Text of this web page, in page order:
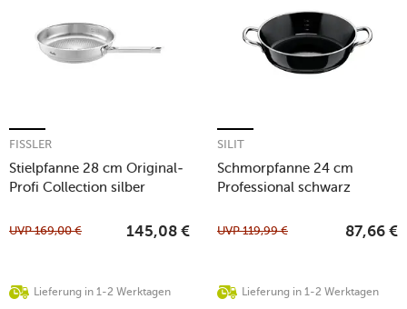
Stielpfanne 28 cm Original-
Profi Collection silber
FISSLER
Lieferung in 1-2 Werktagen
UVP169,00 € 145,08 €
Schmorpfanne 24 cm
Professional schwarz
SILIT
Lieferung in 1-2 Werktagen
UVP119,99 € 87,66 €